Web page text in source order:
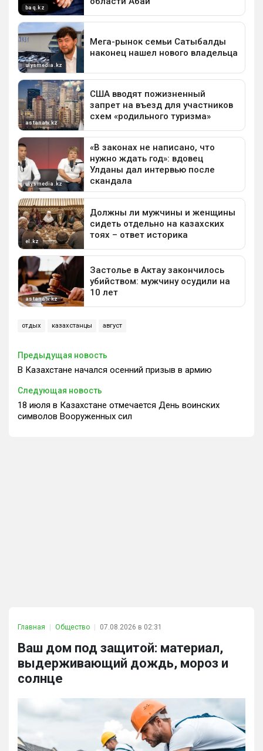
отдых казахстанцы август
Предыдущая новость
В Казахстане начался осенний призыв в армию
Следующая новость
18 июля в Казахстане отмечается День воинских
символов Вооруженных сил
Главная Общество 07.08.2026 в 02:31
Ваш дом под защитой: материал,
выдерживающий дождь, мороз и
солнце